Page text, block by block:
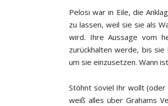
Pelosi war in Eile, die
zu lassen, weil sie sie als
wird. Ihre Aussage vom
zurückhalten werde, bis
um sie einzusetzen. Wann
Stöhnt soviel Ihr wollt (oder
weiß alles über Grahams